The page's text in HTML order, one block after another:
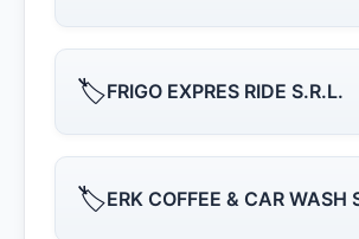
🏷️FRIGO EXPRES RIDE S.R.L.
🏷️ERK COFFEE & CAR WASH